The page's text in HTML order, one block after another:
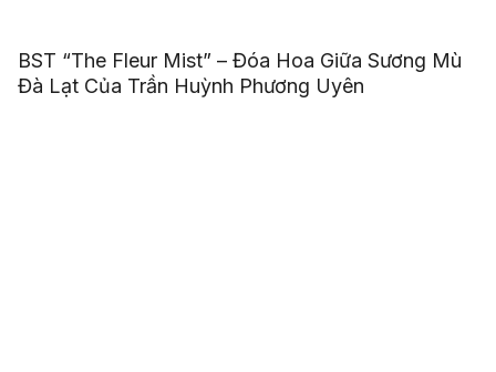
BST “The Fleur Mist” – Đóa Hoa Giữa Sương Mù
Đà Lạt Của Trần Huỳnh Phương Uyên